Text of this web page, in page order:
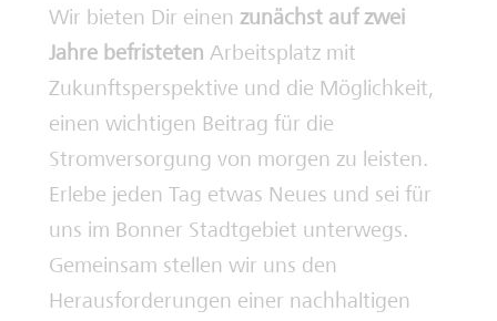
Wir bieten Dir einen zunächst auf zwei
Jahre befristeten Arbeitsplatz mit
Zukunftsperspektive und die Möglichkeit,
einen wichtigen Beitrag für die
Stromversorgung von morgen zu leisten.
Erlebe jeden Tag etwas Neues und sei für
uns im Bonner Stadtgebiet unterwegs.
Gemeinsam stellen wir uns den
Herausforderungen einer nachhaltigen